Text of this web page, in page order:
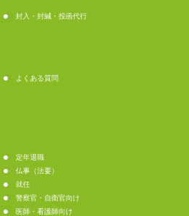
封入・封緘・投函代行
よくある質問
定年退職
仏事（法要）
就任
警察官・自衛官向け
医師・看護師向け